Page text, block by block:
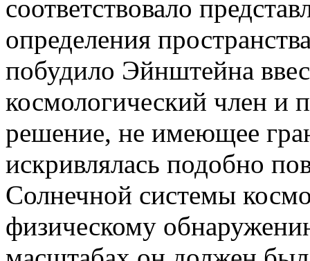
соответствовало
определения
побудило Эйнштейна
космологический член и
решение, не имеющее
искривлялась подобно
Солнечной системы
физическому